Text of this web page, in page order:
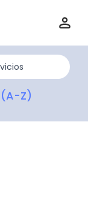
(A-Z)